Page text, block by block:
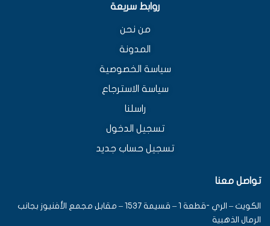
روابط سريعة
من نحن
المدونة
سياسة الخصوصية
سياسة الاسترجاع
راسلنا
تسجيل الدخول
تسجيل حساب جديد
تواصل معنا
الكويت – الري -قطعة 1 – قسيمة 1537 – مقابل مجمع الأفنيوز بجانب
الرمال الذهبية